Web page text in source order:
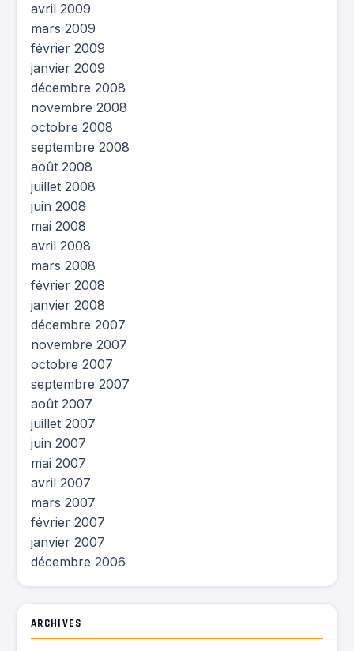
avril 2009
mars 2009
février 2009
janvier 2009
décembre 2008
novembre 2008
octobre 2008
septembre 2008
août 2008
juillet 2008
juin 2008
mai 2008
avril 2008
mars 2008
février 2008
janvier 2008
décembre 2007
novembre 2007
octobre 2007
septembre 2007
août 2007
juillet 2007
juin 2007
mai 2007
avril 2007
mars 2007
février 2007
janvier 2007
décembre 2006
ARCHIVES